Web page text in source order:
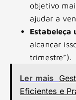
objetivo
ajudar a
Estabeleça
alcançar
trimestre”).
Ler mais
Eficientes e